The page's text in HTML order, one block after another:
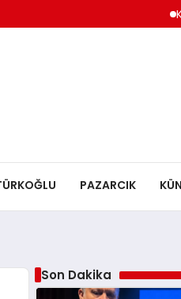
PAZARCIK
Son Dakika